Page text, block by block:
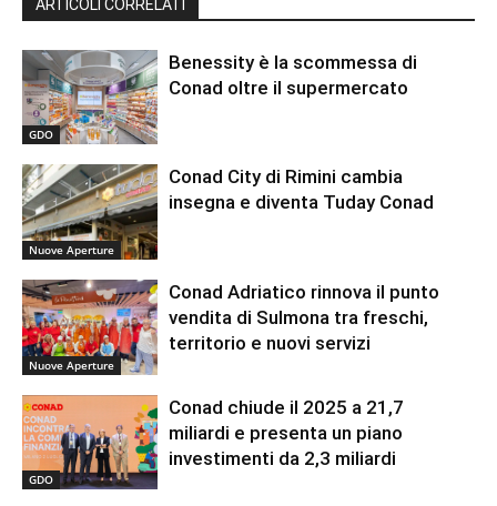
ARTICOLI CORRELATI
GDO
Benessity è la scommessa di
Conad oltre il supermercato
Nuove Aperture
Conad City di Rimini cambia
insegna e diventa Tuday Conad
Nuove Aperture
Conad Adriatico rinnova il punto
vendita di Sulmona tra freschi,
territorio e nuovi servizi
GDO
Conad chiude il 2025 a 21,7
miliardi e presenta un piano
investimenti da 2,3 miliardi